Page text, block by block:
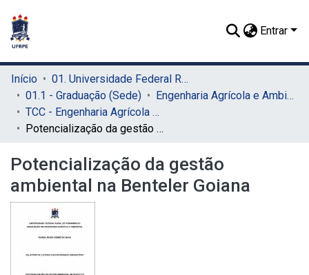
Entrar
Início
01. Universidade Federal Rural de Pernambuco - UFRPE (Sede)
01.1 - Graduação (Sede)
Engenharia Agrícola e Ambiental (Sede)
TCC - Engenharia Agrícola e Ambiental (Sede)
Potencialização da gestão ambiental na Benteler Goiana
Potencialização da gestão
ambiental na Benteler Goiana